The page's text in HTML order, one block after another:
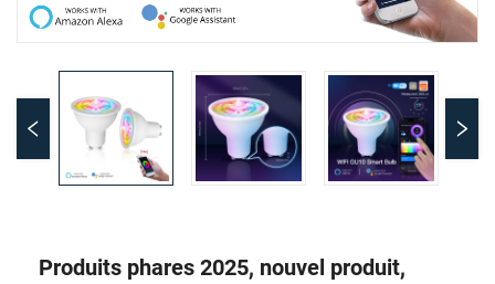
Produits phares 2025, nouvel produit,